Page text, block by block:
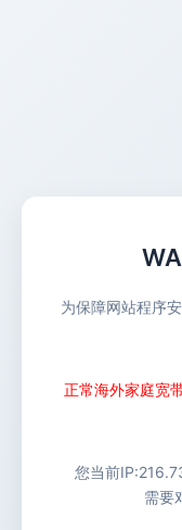
为保障网站程序
正常海外家庭宽
您当前IP:
需要